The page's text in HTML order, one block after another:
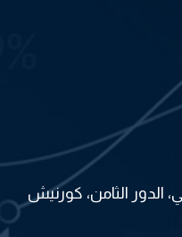
الدور الثامن، كورنيش